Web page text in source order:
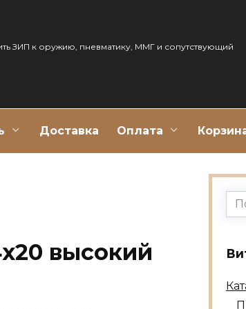
ЗИП к оружию, пневматику, ММГ и сопутствующий
Доставка Оплата
высокий
for: